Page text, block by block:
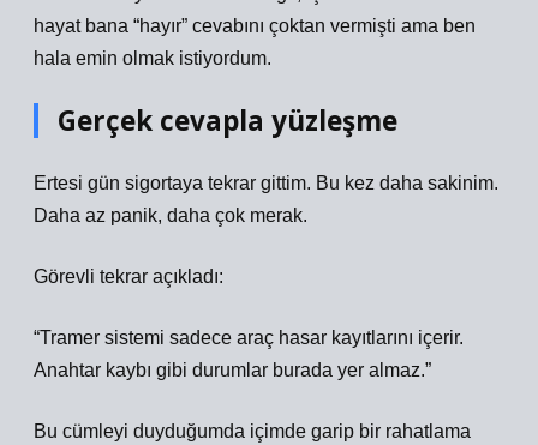
hayat bana “hayır” cevabını çoktan vermişti ama ben
hala emin olmak istiyordum.
Gerçek cevapla yüzleşme
Ertesi gün sigortaya tekrar gittim. Bu kez daha sakinim.
Daha az panik, daha çok merak.
Görevli tekrar açıkladı:
“Tramer sistemi sadece araç hasar kayıtlarını içerir.
Anahtar kaybı gibi durumlar burada yer almaz.”
Bu cümleyi duyduğumda içimde garip bir rahatlama